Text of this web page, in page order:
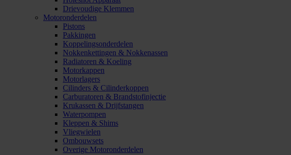
Drievoudige Klemmen
Motoronderdelen
Pistons
Pakkingen
Koppelingsonderdelen
Nokkenkettingen & Nokkenassen
Radiatoren & Koeling
Motorkappen
Motorlagers
Cilinders & Cilinderkoppen
Carburatoren & Brandstofinjectie
Krukassen & Drijfstangen
Waterpompen
Kleppen & Shims
Vliegwielen
Ombouwsets
Overige Motoronderdelen